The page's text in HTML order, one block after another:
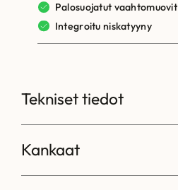
Palosuojatut vaahtomuovit
Integroitu niskatyyny
Tekniset tiedot
Kankaat